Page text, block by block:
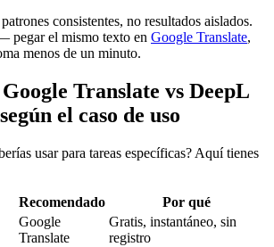
consistentes, no resultados aislados.
pegar el mismo texto en Google Translate,
menos de un minuto.
Translate vs DeepL
el caso de uso
usar para tareas específicas? Aquí tienes
Recomendado
Por qué
Google
Translate
Gratis, instantáneo, sin
registro